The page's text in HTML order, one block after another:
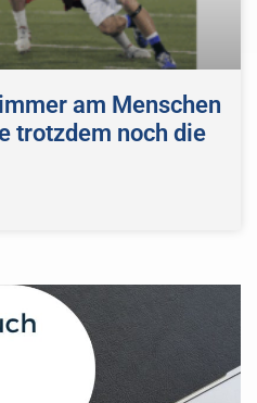
am Menschen
trotzdem noch die